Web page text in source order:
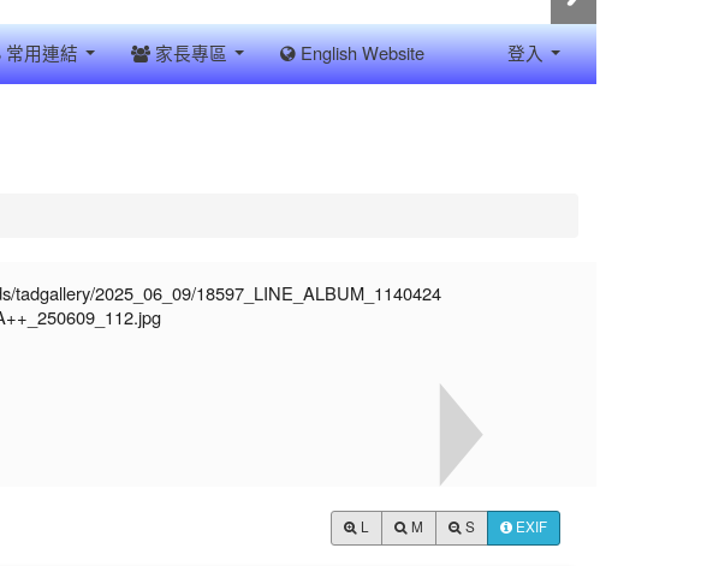
常用連結 家長專區 English Website 登入
M S EXIF